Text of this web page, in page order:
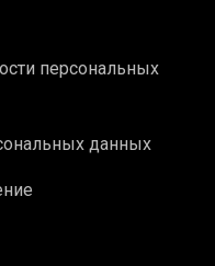
персональных
данных